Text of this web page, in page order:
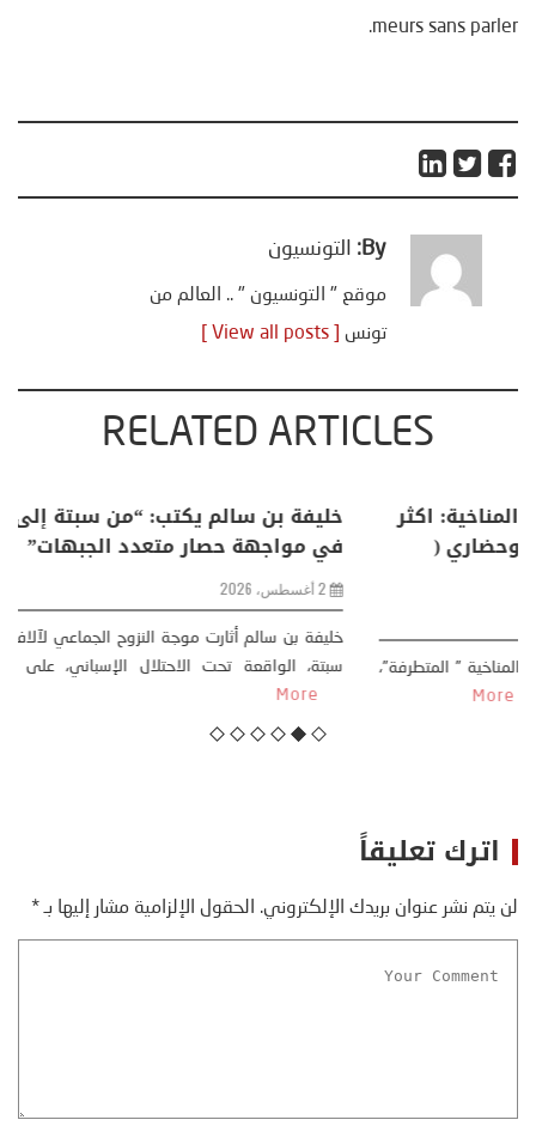
meurs sans parler.
By: التونسيون
موقع " التونسيون " .. العالم من
تونس
RELATED ARTICLES
منذر بالضيافي يكتب حول: التغيرات المناخية: اكثر
من ظاهرة طبيعية .. تحول اجتماعي وحضاري (
مقاربة سوسيولوجية )
كتب: منذر بالضيافي بدأت قصتي مع التغييرات المناخية ” المتطرفة”،
منذ نهاية ثمانينات القرن الماضي، حين أطردنا ...
اترك تعليقاً
لن يتم نشر عنوان بريدك الإلكتروني. الحقول الإلزامية مشار إليها بـ*